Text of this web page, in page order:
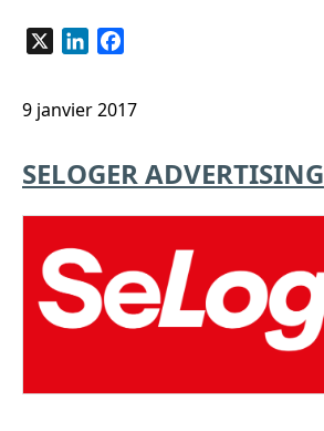
LinkedIn
9 janvier 2017
SELOGER ADVERTISING